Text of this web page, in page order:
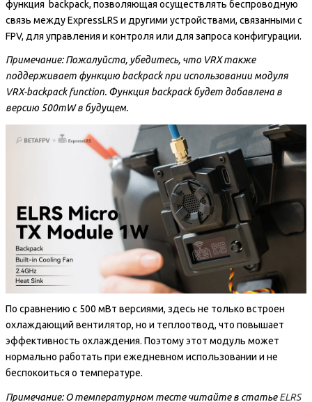
функция backpack, позволяющая осуществлять беспроводную
связь между ExpressLRS и другими устройствами, связанными с
FPV, для управления и контроля или для запроса конфигурации.
Примечание: Пожалуйста, убедитесь, что VRX также
поддерживает функцию backpack при использовании модуля
VRX-backpack function. Функция backpack будет добавлена в
версию 500mW в будущем.
По сравнению с 500 мВт версиями, здесь не только встроен
охлаждающий вентилятор, но и теплоотвод, что повышает
эффективность охлаждения. Поэтому этот модуль может
нормально работать при ежедневном использовании и не
беспокоиться о температуре.
Примечание: О температурном тесте читайте в статьеELRS